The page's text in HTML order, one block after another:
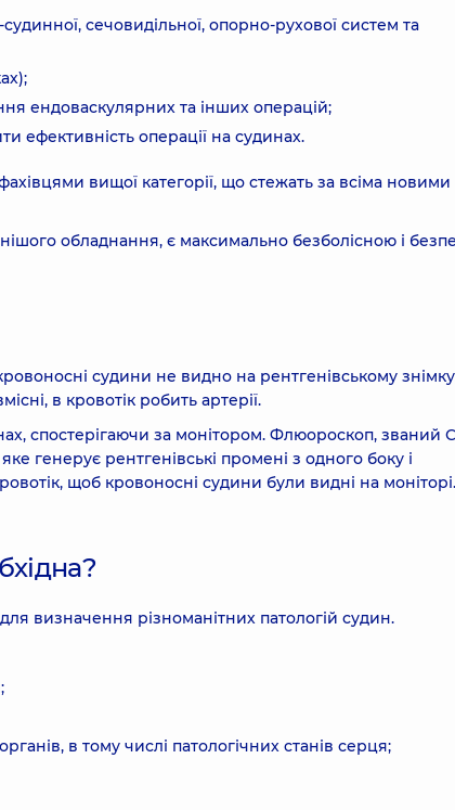
сечовидільної, опорно-рухової систем та
ендоваскулярних та інших операцій;
ефективність операції на судинах.
вищої категорії, що стежать за всіма новими
обладнання, є максимально безболісною і
судини не видно на рентгенівському
в кровотік робить артерії.
спостерігаючи за монітором. Флюороскоп, званий
генерує рентгенівські промені з одного боку і
щоб кровоносні судини були видні на моніторі.
визначення різноманітних патологій судин.
в тому числі патологічних станів серця;